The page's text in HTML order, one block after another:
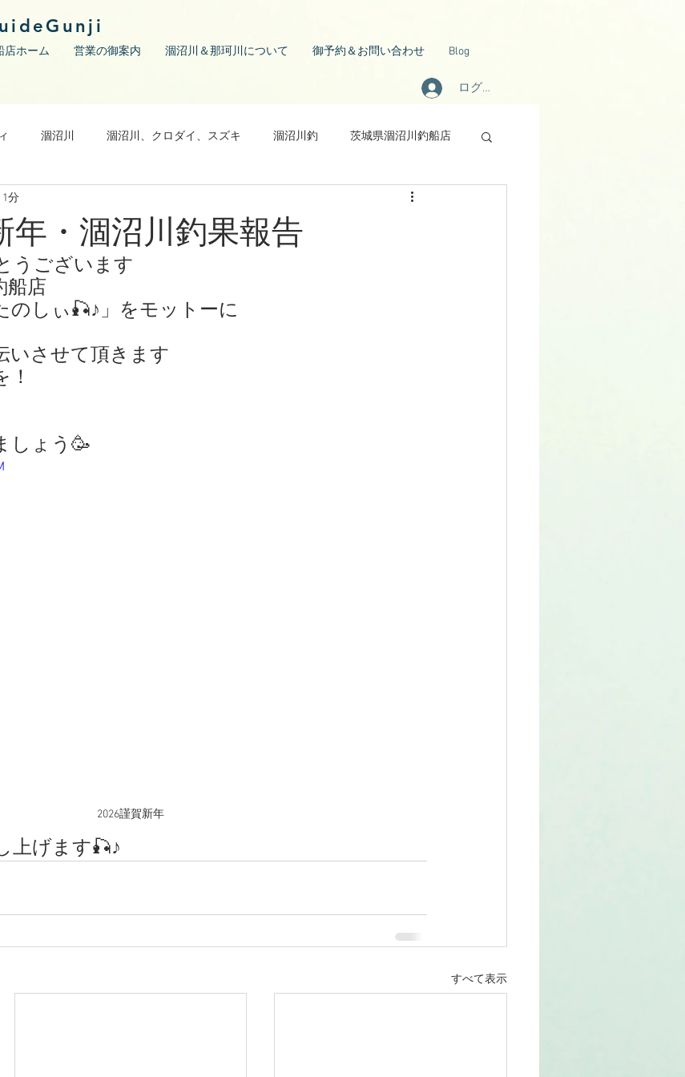
店ホーム 営業の御案内 涸沼川＆那珂川について 御予約＆お問い合わせ Blog
ログイン
涸沼川 涸沼川、クロダイ、スズキ 涸沼川釣 茨城県涸沼川釣船店
年・涸沼川釣果報告
分
うございます
船店
のしぃ🎣♪」をモットーに
いさせて頂きます
しょう🥳
2026謹賀新年
上げます🎣♪
すべて表示